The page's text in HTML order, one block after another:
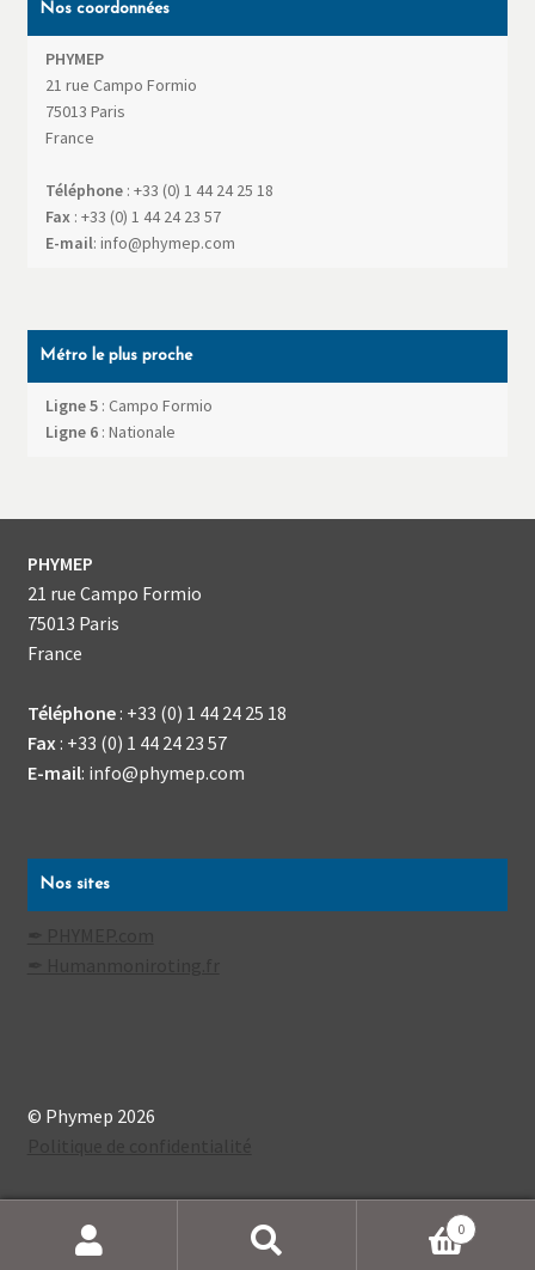
Nos coordonnées
PHYMEP
21 rue Campo Formio
75013 Paris
France
Téléphone: +33 (0) 1 44 24 25 18
Fax: +33 (0) 1 44 24 23 57
E-mail: info@phymep.com
Métro le plus proche
Ligne 5: Campo Formio
Ligne 6: Nationale
PHYMEP
21 rue Campo Formio
75013 Paris
France
Téléphone: +33 (0) 1 44 24 25 18
Fax: +33 (0) 1 44 24 23 57
E-mail: info@phymep.com
Nos sites
© Phymep 2026
0